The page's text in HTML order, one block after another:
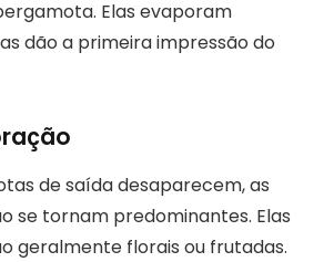
Elas evaporam
dão a primeira impressão do
de saída desaparecem, as
se tornam predominantes. Elas
geralmente florais ou frutadas.